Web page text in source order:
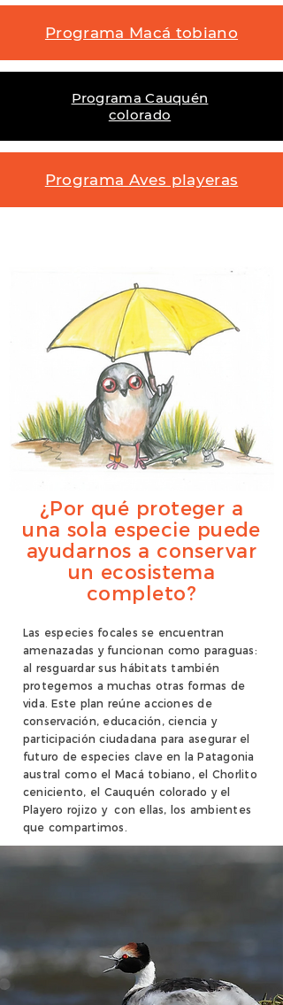
Programa Macá tobiano
Programa Cauquén
colorado
Programa Aves playeras
​¿Por qué proteger a
una sola especie puede
ayudarnos a conservar
un ecosistema
completo?
Las especies focales se encuentran
amenazadas y funcionan como paraguas:
al resguardar sus hábitats también
protegemos a muchas otras formas de
vida. Este plan reúne acciones de
conservación, educación, ciencia y
participación ciudadana para asegurar el
futuro de especies clave en la Patagonia
austral como el Macá tobiano, el Chorlito
ceniciento, el Cauquén colorado y el
Playero rojizo y con ellas, los ambientes
que compartimos.